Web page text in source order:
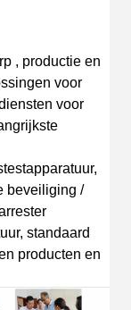
, productie en
voor
voor
beveiliging /
standaard
producten en